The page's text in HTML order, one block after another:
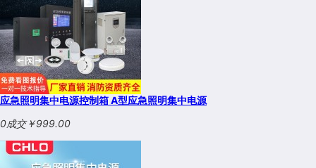
应急照明集中电源控制箱 A型应急照明集中电源
0成交￥999.00